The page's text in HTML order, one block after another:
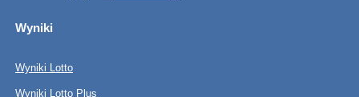
Wyniki
Wyniki Lotto
Wyniki Lotto Plus